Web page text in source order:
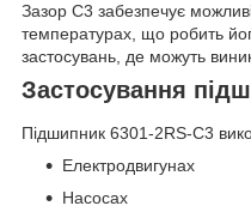
Зазор C3 забезпечує
температурах, що робить
застосувань, де можуть
Застосування
Підшипник 6301-2RS-C3
Електродвигунах
Насосах